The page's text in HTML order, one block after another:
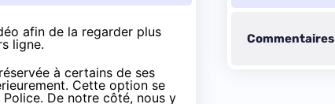
afin de la regarder plus
ligne.
réservée à certains de ses
Cette option se
Police. De notre côté, nous y
Commentaires